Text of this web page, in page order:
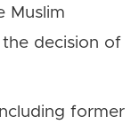
Muslim
decision of
former